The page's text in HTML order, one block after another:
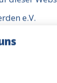
e.V.
über die